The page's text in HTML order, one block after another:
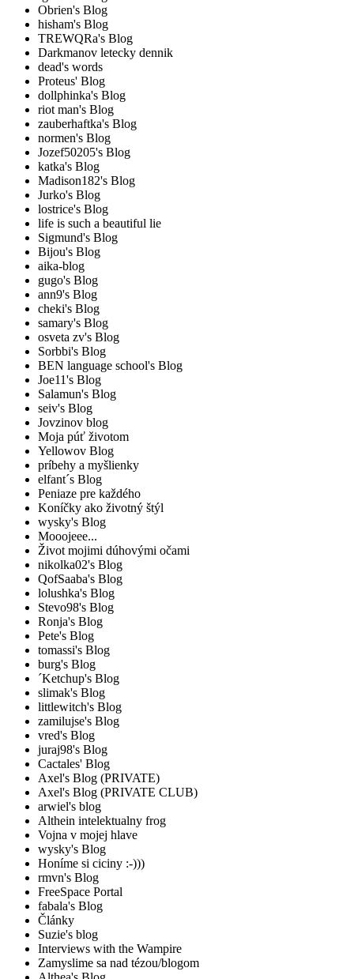
Obrien's Blog
hisham's Blog
TREWQRa's Blog
Darkmanov letecky dennik
dead's words
Proteus' Blog
dollphinka's Blog
riot man's Blog
zauberhaftka's Blog
normen's Blog
Jozef50205's Blog
katka's Blog
Madison182's Blog
Jurko's Blog
lostrice's Blog
life is such a beautiful lie
Sigmund's Blog
Bijou's Blog
aika-blog
gugo's Blog
ann9's Blog
cheki's Blog
samary's Blog
osveta zv's Blog
Sorbbi's Blog
BEN language school's Blog
Joe11's Blog
Salamun's Blog
seiv's Blog
Jovzinov blog
Moja púť životom
Yellowov Blog
príbehy a myšlienky
elfant´s Blog
Peniaze pre každého
Koníčky ako životný štýl
wysky's Blog
Mooojeee...
Život mojimi dúhovými očami
nikolka02's Blog
QofSaaba's Blog
lolushka's Blog
Stevo98's Blog
Ronja's Blog
Pete's Blog
tomassi's Blog
burg's Blog
´Ketchup's Blog
slimak's Blog
littlewitch's Blog
zamilujse's Blog
vred's Blog
juraj98's Blog
Cactales' Blog
Axel's Blog (PRIVATE)
Axel's Blog (PRIVATE CLUB)
arwiel's blog
Althein intelektualny frog
Vojna v mojej hlave
wysky's Blog
Honíme si ciciny :-)))
rmvn's Blog
FreeSpace Portal
fabala's Blog
Články
Suzie's blog
Interviews with the Wampire
Zamyslime sa nad tézou/blogom